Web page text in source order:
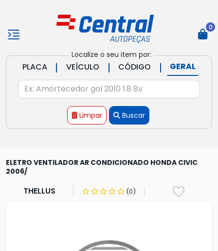
Localize o seu item por:
PLACA | VEÍCULO | CÓDIGO | GERAL
Limpar Buscar
0
ELETRO VENTILADOR AR CONDICIONADO HONDA CIVIC
2006/
THELLUS (0)